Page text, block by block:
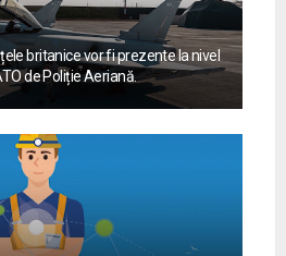
britanice vor fi prezente la nivel
de Poliție Aeriană.